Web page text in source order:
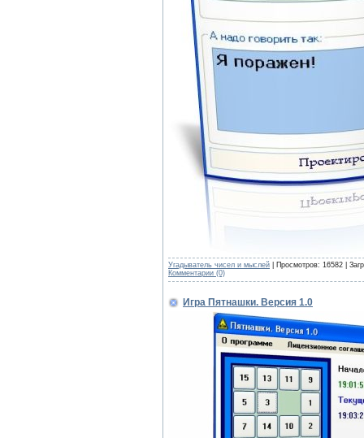
Угадыватель чисел и мыслей | Просмотров: 16582 |
Комментарии (0)
Игра Пятнашки. Версия 1.0